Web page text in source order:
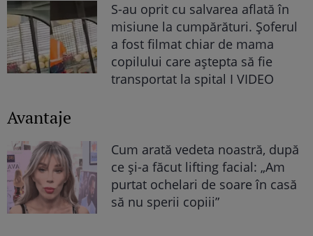
S-au oprit cu salvarea aflată în
misiune la cumpărături. Șoferul
a fost filmat chiar de mama
copilului care aștepta să fie
transportat la spital I VIDEO
Avantaje
Cum arată vedeta noastră, după
ce și-a făcut lifting facial: „Am
purtat ochelari de soare în casă
să nu sperii copiii”